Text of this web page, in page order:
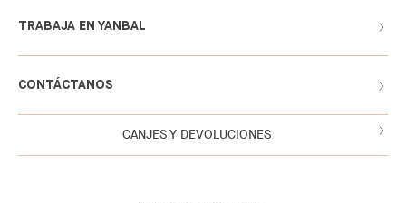
TRABAJA EN YANBAL
CONTÁCTANOS
CANJES Y DEVOLUCIONES